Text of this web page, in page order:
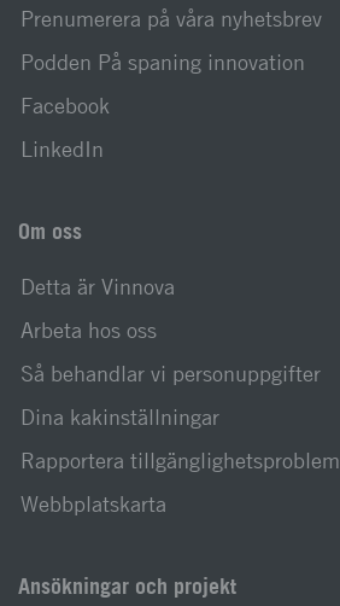
Prenumerera på våra nyhetsbrev
Podden På spaning innovation
Facebook
LinkedIn
Om oss
Detta är Vinnova
Arbeta hos oss
Så behandlar vi personuppgifter
Dina kakinställningar
Rapportera tillgänglighetsproblem
Webbplatskarta
Ansökningar och projekt